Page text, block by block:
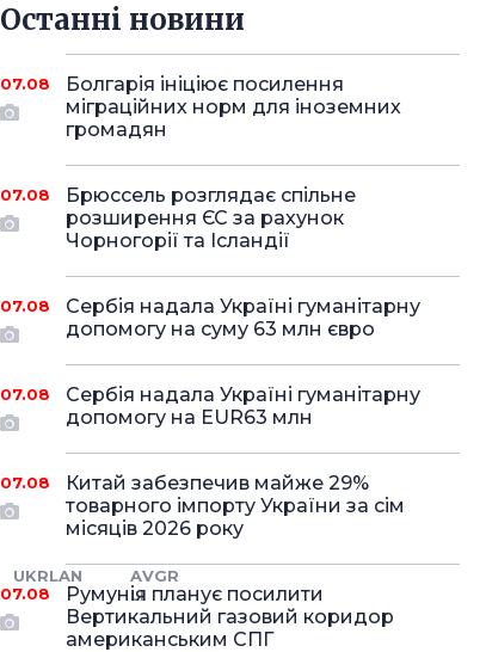
UKRLAN
AVGR
LI
Останнi новини
07.08
Болгарія ініціює посилення
міграційних норм для іноземних
громадян
07.08
Брюссель розглядає спільне
розширення ЄС за рахунок
Чорногорії та Ісландії
07.08
Сербія надала Україні гуманітарну
допомогу на суму 63 млн євро
07.08
Сербія надала Україні гуманітарну
допомогу на EUR63 млн
07.08
Китай забезпечив майже 29%
товарного імпорту України за сім
місяців 2026 року
07.08
Румунія планує посилити
Вертикальний газовий коридор
американським СПГ